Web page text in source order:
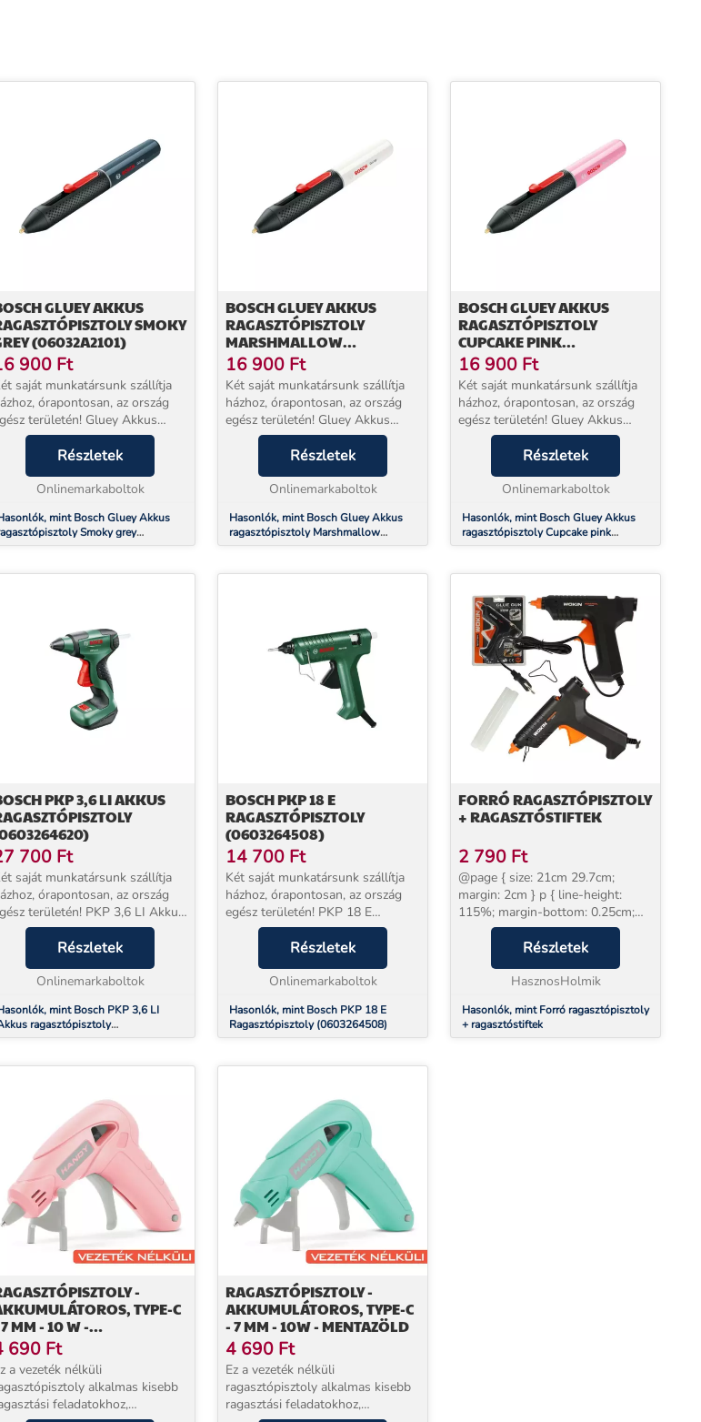
GLUEY AKKUS
SMOKY
(06032A2101)
900 Ft
saját munkatársunk szállítja
órapontosan, az ország
területén! Gluey Akkus
ragasztópisztoly Smoky grey
(06032A2101) Izgalmas kreatív
lehetőségek a Gluey
használatával! Végtelen lehe...
Részletek
Onlinemarkaboltok
mint Bosch Gluey Akkus
Smoky grey
BOSCH GLUEY AKKUS
RAGASZTÓPISZTOLY
MARSHMALLOW
(06032A2102)
16 900 Ft
Két saját munkatársunk szállítja
házhoz, órapontosan, az ország
egész területén! Gluey Akkus
ragasztópisztoly Marshmallow
(06032A2102) Izgalmas kreatív
lehetőségek a Gluey
használatával! Végtelen leh...
Részletek
Onlinemarkaboltok
Hasonlók, mint Bosch Gluey Akkus
ragasztópisztoly Marshmallow
(06032A2102)
BOSCH GLUEY AKKUS
RAGASZTÓPISZTOLY
CUPCAKE PINK
(06032A2103)
16 900 Ft
Két saját munkatársunk szállítja
házhoz, órapontosan, az ország
egész területén! Gluey Akkus
ragasztópisztoly Cupcake pink
(06032A2103) Izgalmas kreatív
lehetőségek a Gluey
használatával! Végtelen le...
Részletek
Onlinemarkaboltok
Hasonlók, mint Bosch Gluey Akkus
ragasztópisztoly Cupcake pink
(06032A2103)
PKP 3,6 LI AKKUS
700 Ft
saját munkatársunk szállítja
órapontosan, az ország
területén! PKP 3,6 LI Akkus
ragasztópisztoly (0603264620)
Ideális bármikor és mindenfajta
feladathoz, kiváló kezelhetőséggel
Részletek
Onlinemarkaboltok
mint Bosch PKP 3,6 LI
ragasztópisztoly
BOSCH PKP 18 E
RAGASZTÓPISZTOLY
(0603264508)
14 700 Ft
Két saját munkatársunk szállítja
házhoz, órapontosan, az ország
egész területén! PKP 18 E
Ragasztópisztoly (0603264508)
Fantasztikus ragasztási
eredmények anyagok széles
körében Elektronikus fűtőelem...
Részletek
Onlinemarkaboltok
Hasonlók, mint Bosch PKP 18 E
Ragasztópisztoly (0603264508)
FORRÓ RAGASZTÓPISZTOLY
+ RAGASZTÓSTIFTEK
2 790 Ft
@page { size: 21cm 29.7cm;
margin: 2cm } p { line-height:
115%; margin-bottom: 0.25cm;
background: transparent } Gyors,
pontos és rendkívül tartós
illesztések Forró
ragasztópisztolyunk nélk...
Részletek
HasznosHolmik
Hasonlók, mint Forró ragasztópisztoly
+ ragasztóstiftek
-
TYPE-C
MM - 10 W -
690 Ft
a vezeték nélküli
alkalmas kisebb
feladatokhoz,
RAGASZTÓPISZTOLY -
AKKUMULÁTOROS, TYPE-C
- 7 MM - 10W - MENTAZÖLD
4 690 Ft
Ez a vezeték nélküli
ragasztópisztoly alkalmas kisebb
ragasztási feladatokhoz,